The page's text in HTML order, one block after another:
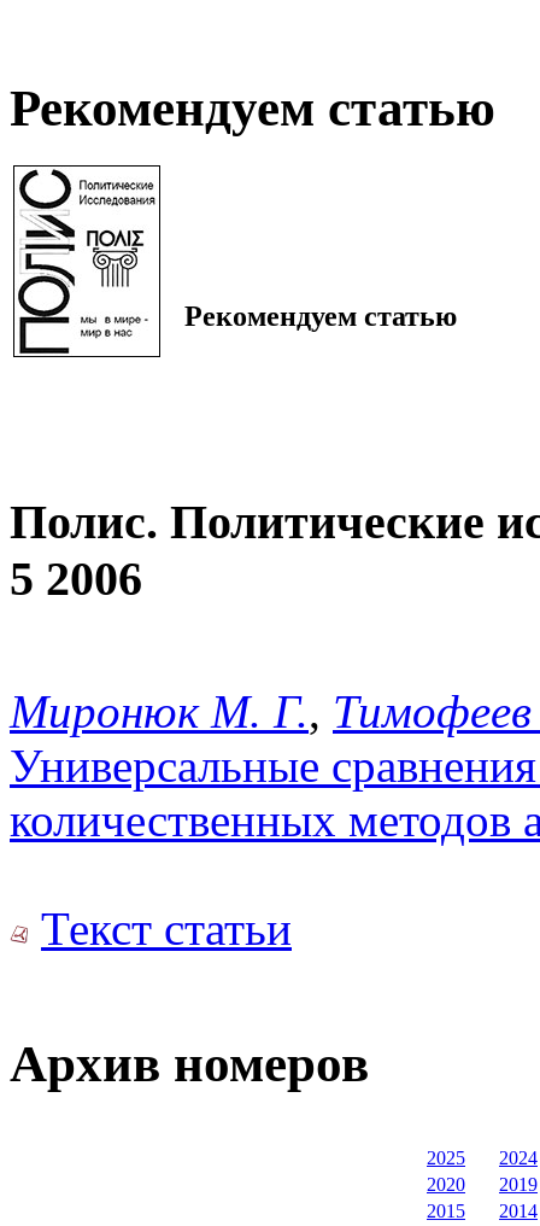
Рекомендуем статью
Рекомендуем статью
Полис. Политические
5 2006
Миронюк М. Г.,
Универсальные
количественных методов
Текст статьи
Архив номеров
2025
2024
2020
2019
2015
2014